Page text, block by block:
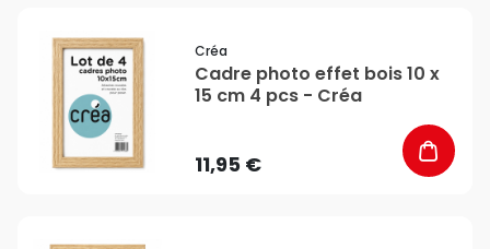
Créa
Cadre photo effet bois 10 x
15 cm 4 pcs - Créa
11,95 €